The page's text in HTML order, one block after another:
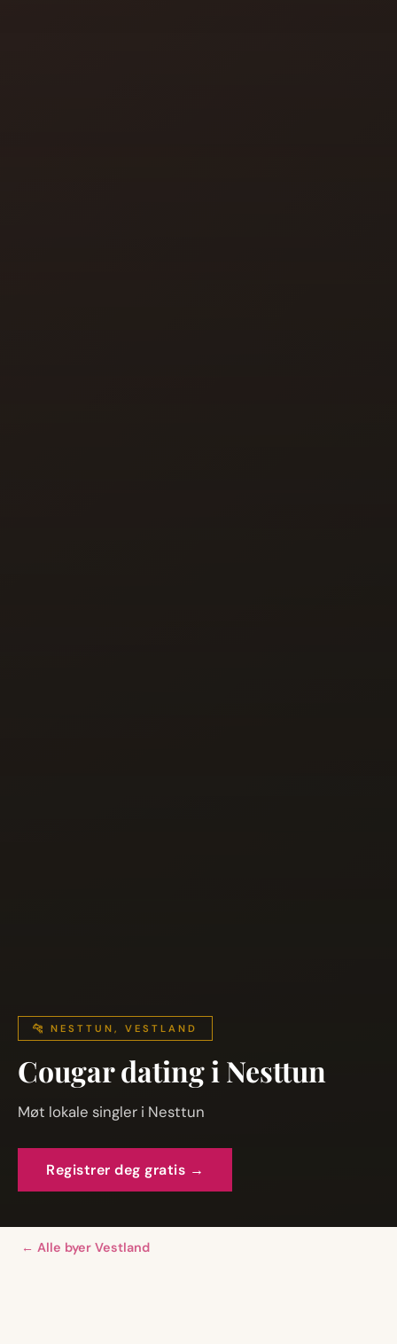
🐆 NESTTUN, VESTLAND
Cougar dating i Nesttun
Møt lokale singler i Nesttun
Registrer deg gratis →
← Alle byer Vestland